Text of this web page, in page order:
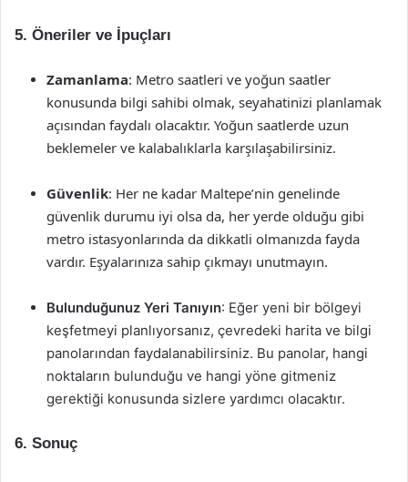
5. Öneriler ve İpuçları
Zamanlama: Metro saatleri ve yoğun saatler
konusunda bilgi sahibi olmak, seyahatinizi planlamak
açısından faydalı olacaktır. Yoğun saatlerde uzun
beklemeler ve kalabalıklarla karşılaşabilirsiniz.
Güvenlik: Her ne kadar Maltepe’nin genelinde
güvenlik durumu iyi olsa da, her yerde olduğu gibi
metro istasyonlarında da dikkatli olmanızda fayda
vardır. Eşyalarınıza sahip çıkmayı unutmayın.
Bulunduğunuz Yeri Tanıyın: Eğer yeni bir bölgeyi
keşfetmeyi planlıyorsanız, çevredeki harita ve bilgi
panolarından faydalanabilirsiniz. Bu panolar, hangi
noktaların bulunduğu ve hangi yöne gitmeniz
gerektiği konusunda sizlere yardımcı olacaktır.
6. Sonuç